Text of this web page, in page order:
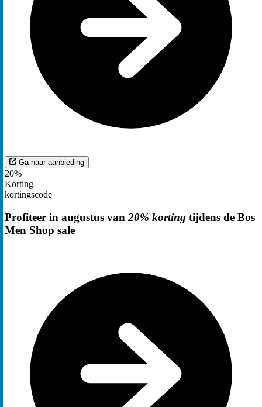
Ga naar aanbieding
20%
Korting
kortingscode
Profiteer in augustus van 20% korting tijdens de Bos
Men Shop sale